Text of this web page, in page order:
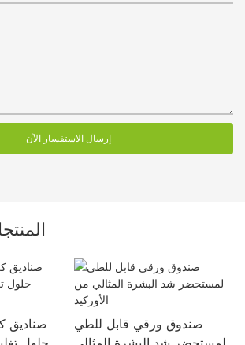
إرسال الاستفسار الآن
صناديق
صندوق ورقي قابل للطي